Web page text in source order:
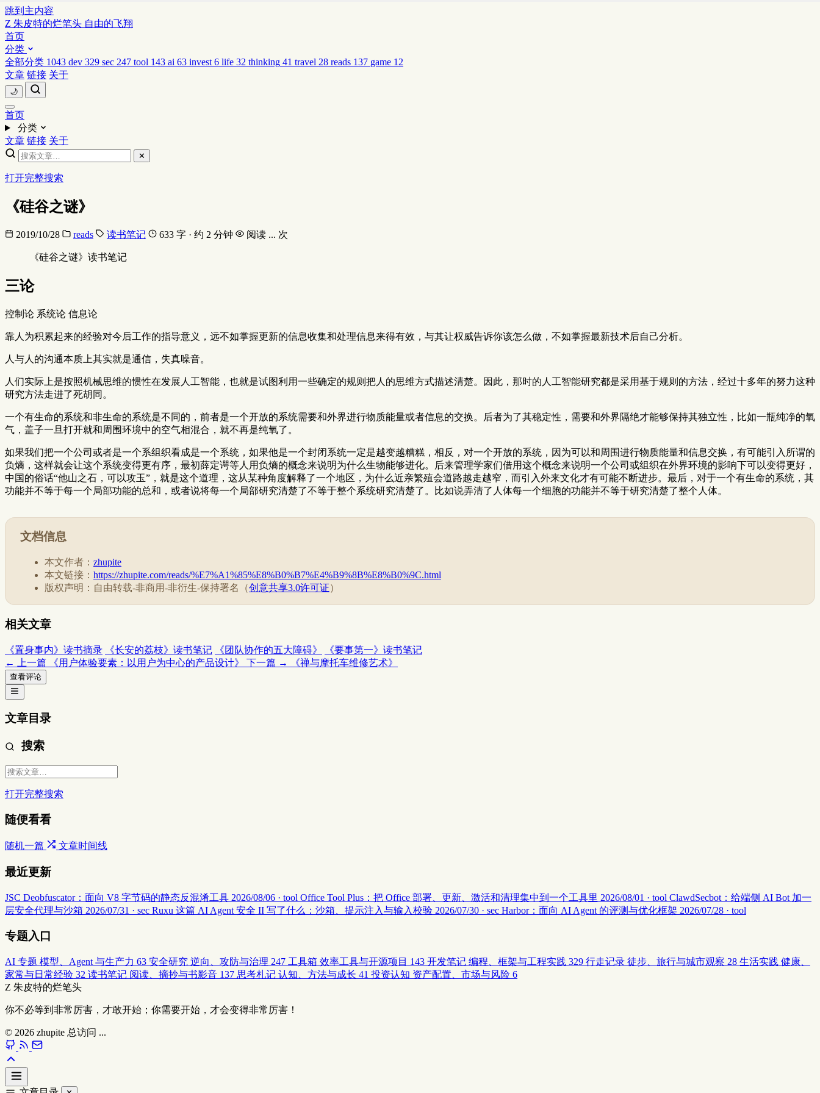
跳到主内容
Z 朱皮特的烂笔头 自由的飞翔
首页
分类
全部分类 1043 dev 329 sec 247 tool 143 ai 63 invest 6 life 32 thinking 41 travel 28 reads 137 game 12
文章 链接 关于
🌙
首页
分类
文章 链接 关于
✕
打开完整搜索
《硅谷之谜》
2019/10/28 reads 读书笔记 633 字 · 约 2 分钟 阅读 ... 次
《硅谷之谜》读书笔记
三论
控制论 系统论 信息论
靠人为积累起来的经验对今后工作的指导意义，远不如掌握更新的信息收集和处理信息来得有效，与其让权威告诉你该怎么做，不如掌握最新技术后自己分析。
人与人的沟通本质上其实就是通信，失真噪音。
人们实际上是按照机械思维的惯性在发展人工智能，也就是试图利用一些确定的规则把人的思维方式描述清楚。因此，那时的人工智能研究都是采用基于规则的方法，经过十多年的努力这种
研究方法走进了死胡同。
一个有生命的系统和非生命的系统是不同的，前者是一个开放的系统需要和外界进行物质能量或者信息的交换。后者为了其稳定性，需要和外界隔绝才能够保持其独立性，比如一瓶纯净的氧
气，盖子一旦打开就和周围环境中的空气相混合，就不再是纯氧了。
如果我们把一个公司或者是一个系组织看成是一个系统，如果他是一个封闭系统一定是越变越糟糕，相反，对一个开放的系统，因为可以和周围进行物质能量和信息交换，有可能引入所谓的
负熵，这样就会让这个系统变得更有序，最初薛定谔等人用负熵的概念来说明为什么生物能够进化。后来管理学家们借用这个概念来说明一个公司或组织在外界环境的影响下可以变得更好，
中国的俗话“他山之石，可以攻玉”，就是这个道理，这从某种角度解释了一个地区，为什么近亲繁殖会道路越走越窄，而引入外来文化才有可能不断进步。最后，对于一个有生命的系统，其
功能并不等于每一个局部功能的总和，或者说将每一个局部研究清楚了不等于整个系统研究清楚了。比如说弄清了人体每一个细胞的功能并不等于研究清楚了整个人体。
文档信息
本文作者： zhupite
本文链接： https://zhupite.com/reads/%E7%A1%85%E8%B0%B7%E4%B9%8B%E8%B0%9C.html
版权声明：自由转载-非商用-非衍生-保持署名（创意共享3.0许可证）
相关文章
《置身事内》读书摘录 《长安的荔枝》读书笔记 《团队协作的五大障碍》
《要事第一》读书笔记
← 上一篇
《用户体验要素：以用户为中心的产品设计》 下一篇 → 《禅与摩托车维修艺术》
查看评论
文章目录
搜索
打开完整搜索
随便看看
随机一篇 文章时间线
最近更新
JSC Deobfuscator：面向 V8 字节码的静态反混淆工具 2026/08/06 · tool Office Tool Plus：把 Office 部署、更新、激活和清理集中到一个工具里 2026/08/01 · tool ClawdSecbot：给端侧 AI Bot 加一
层安全代理与沙箱 2026/07/31 · sec Ruxu 这篇 AI Agent 安全 II 写了什么：沙箱、提示注入与输入校验 2026/07/30 · sec Harbor：面向 AI Agent 的评测与优化框架 2026/07/28 · tool
专题入口
AI 专题 模型、Agent 与生产力 63 安全研究 逆向、攻防与治理 247 工具箱 效率工具与开源项目 143 开发笔记 编程、框架与工程实践 329 行走记录 徒步、旅行与城市观察 28 生活实践 健康、
家常与日常经验 32 读书笔记 阅读、摘抄与书影音 137 思考札记 认知、方法与成长 41 投资认知 资产配置、市场与风险 6
Z 朱皮特的烂笔头
你不必等到非常厉害，才敢开始；你需要开始，才会变得非常厉害！
© 2026 zhupite 总访问 ...